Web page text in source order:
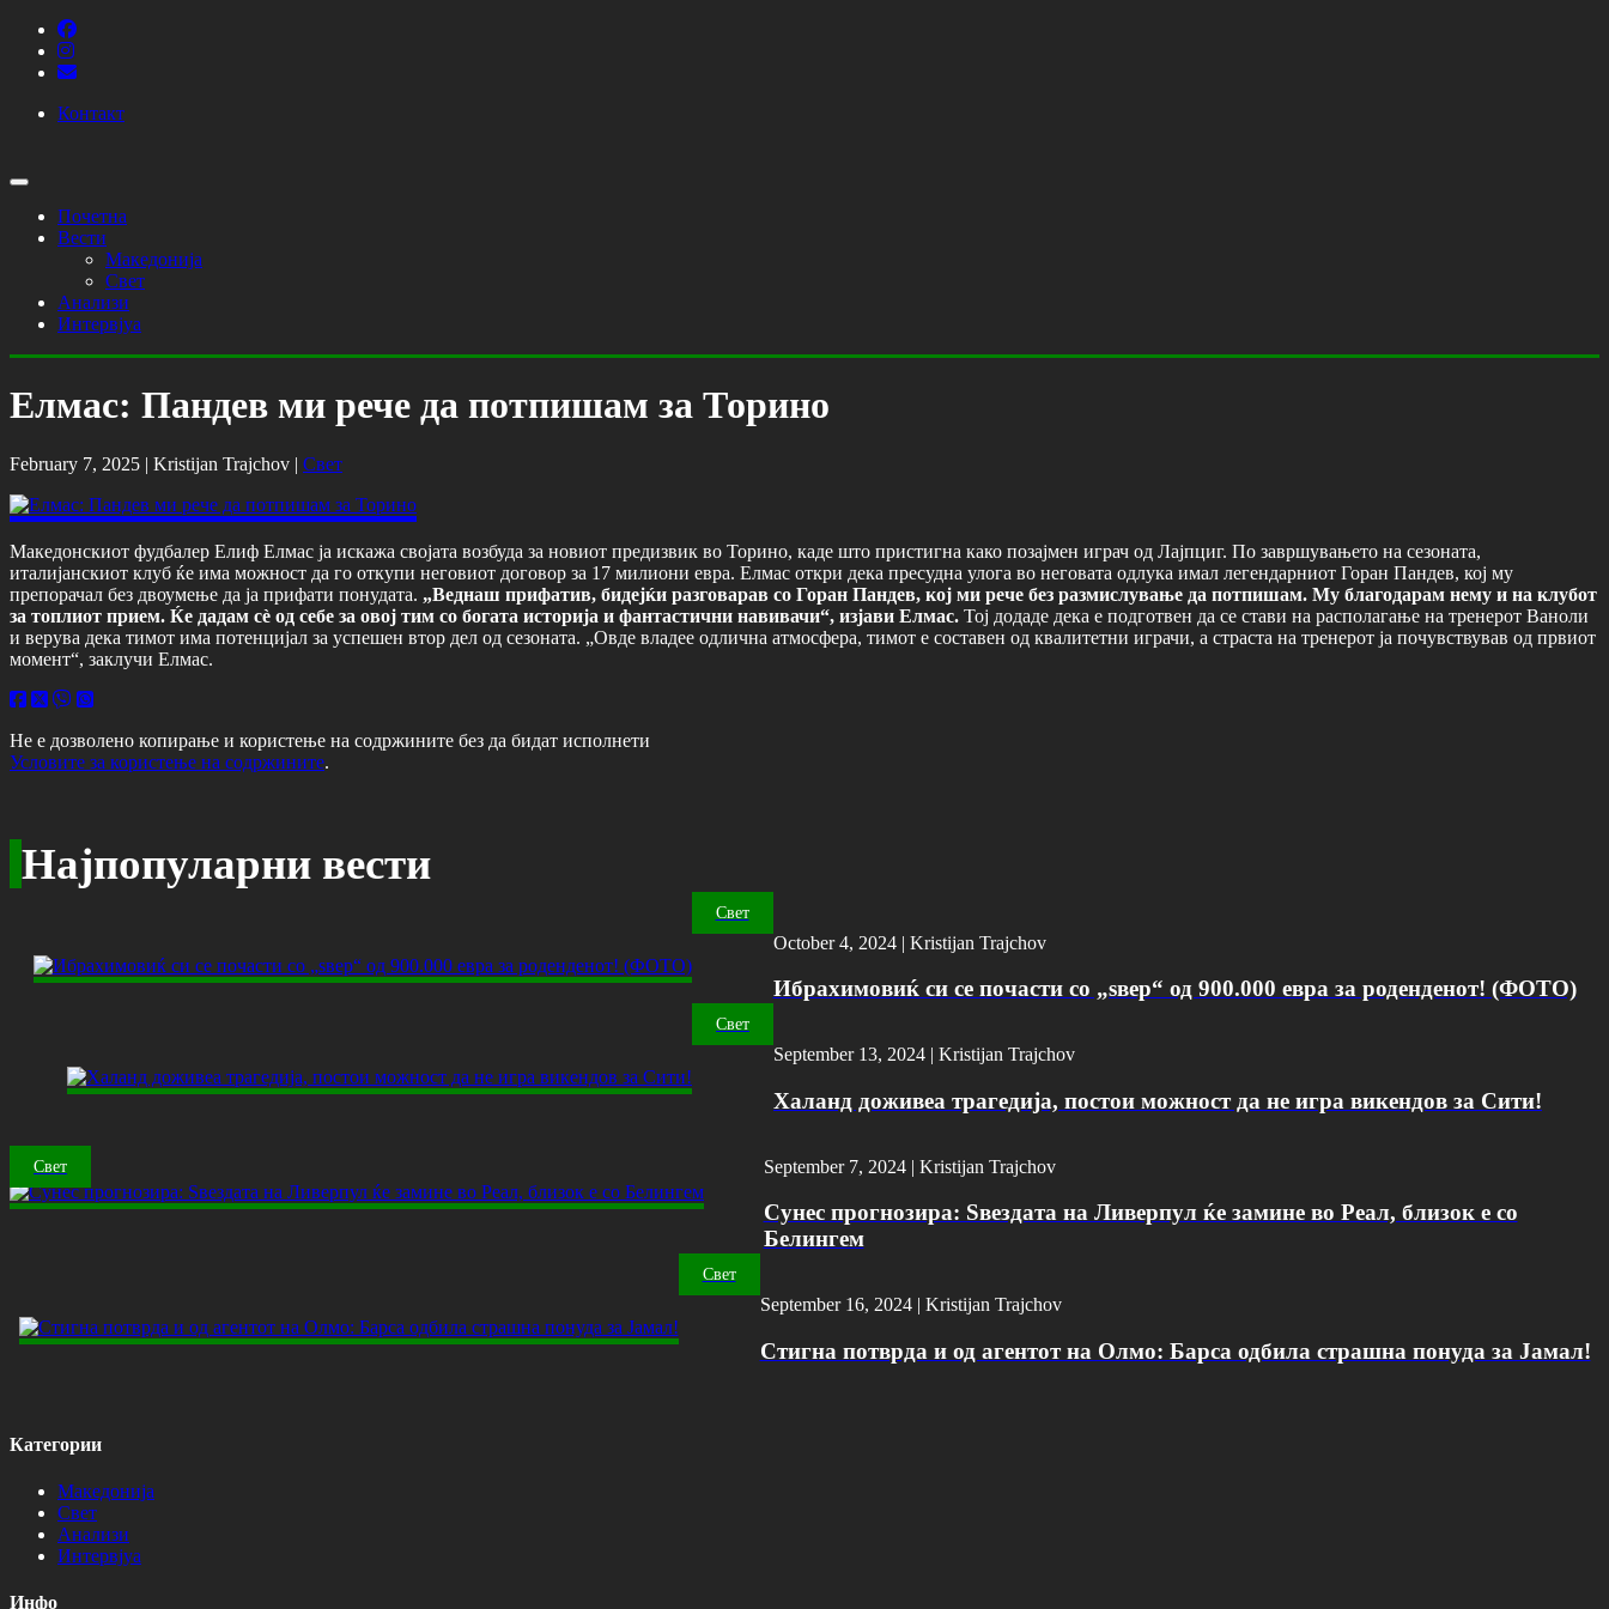
Контакт
Почетна
Вести
Македонија
Свет
Анализи
Интервјуа
Елмас: Пандев ми рече да потпишам за Торино
February 7, 2025 | Kristijan Trajchov | Свет
Македонскиот фудбалер Елиф Елмас ја искажа својата возбуда за новиот предизвик во Торино, каде што пристигна како позајмен играч од Лајпциг. По завршувањето на сезоната,
италијанскиот клуб ќе има можност да го откупи неговиот договор за 17 милиони евра. Елмас откри дека пресудна улога во неговата одлука имал легендарниот Горан Пандев, кој му
препорачал без двоумење да ја прифати понудата. „Веднаш прифатив, бидејќи разговарав со Горан Пандев, кој ми рече без размислување да потпишам. Му благодарам нему и на клубот
за топлиот прием. Ќе дадам сè од себе за овој тим со богата историја и фантастични навивачи“, изјави Елмас. Тој додаде дека е подготвен да се стави на располагање на тренерот Ваноли
и верува дека тимот има потенцијал за успешен втор дел од сезоната. „Овде владее одлична атмосфера, тимот е составен од квалитетни играчи, а страста на тренерот ја почувствував од првиот
момент“, заклучи Елмас.
Не е дозволено копирање и користење на содржините без да бидат исполнети
Условите за користење на содржините.
Најпопуларни вести
Свет
October 4, 2024 | Kristijan Trajchov
Ибрахимовиќ си се почасти со „ѕвер“ од 900.000 евра за роденденот! (ФОТО)
Свет
September 13, 2024 | Kristijan Trajchov
Халанд доживеа трагедија, постои можност да не игра викендов за Сити!
Свет September 7, 2024 | Kristijan Trajchov
Сунес прогнозира: Ѕвездата на Ливерпул ќе замине во Реал, близок е со
Белингем
Свет
September 16, 2024 | Kristijan Trajchov
Стигна потврда и од агентот на Олмо: Барса одбила страшна понуда за Јамал!
Категории
Македонија
Свет
Анализи
Интервјуа
Инфо